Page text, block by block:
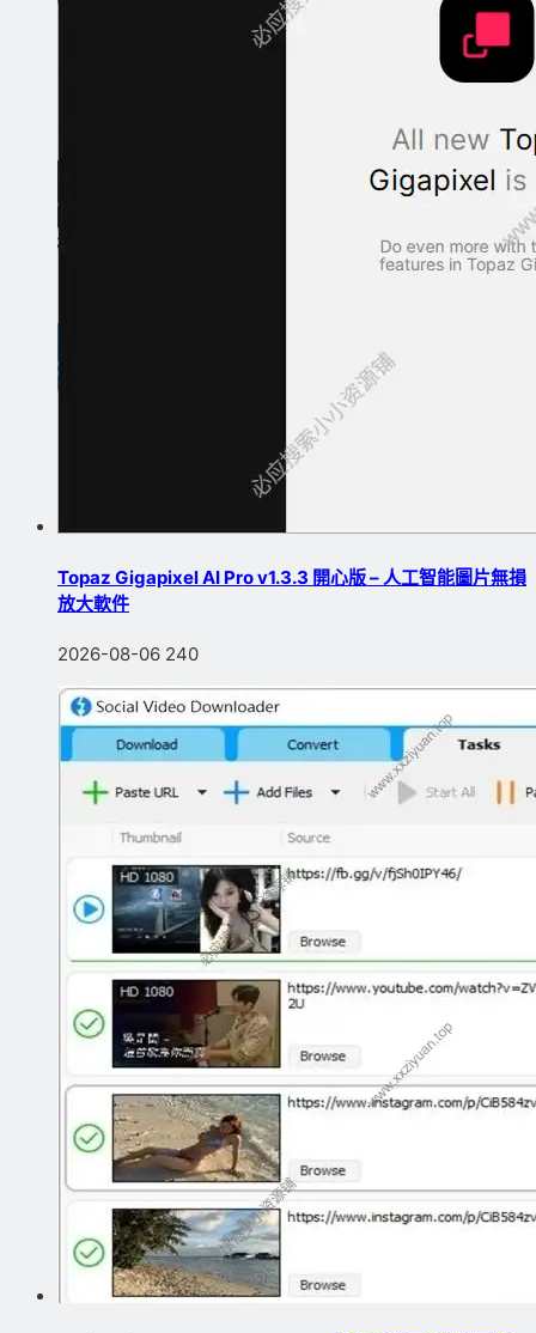
Topaz Gigapixel AI Pro v1.3.3 開心版 – 人工智能圖片無損
放大軟件
2026-08-06 240